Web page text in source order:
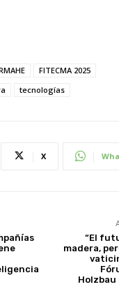
FITECMA 2025
tecnologías
X
“El
madera,